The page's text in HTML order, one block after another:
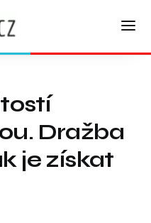
Dražba
je získat